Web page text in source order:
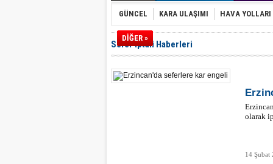
GÜNCEL KARA ULAŞIMI HAVA YOLLARI
DİĞER »
Sefer İptali Haberleri
olarak
14 Şubat